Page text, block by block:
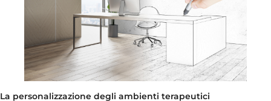
La personalizzazione degli ambienti terapeutici